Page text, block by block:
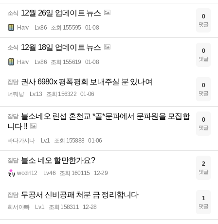
소식 12월 26일 업데이트 뉴스
Harv Lv.86 조회 155595 01-08
0
댓글
소식 12월 18일 업데이트 뉴스
Harv Lv.86 조회 155619 01-08
0
댓글
잡담 권사 6980x 평폭평회 보내주실 분 있나여
너뭐냥 Lv.13 조회 156322 01-06
0
댓글
잡담 블소네오 린섭 혼천교 *골*문파에서 문파원을 모집합
니다 !!
바다가시나 Lv.1 조회 155888 01-06
0
댓글
질답 블소 네오 할만한가요?
wodlrl12 Lv.46 조회 160115 12-29
2
댓글
잡담 무공서 신비공패 처분 금 정리합니다
희서아빠 Lv.1 조회 158311 12-28
1
댓글